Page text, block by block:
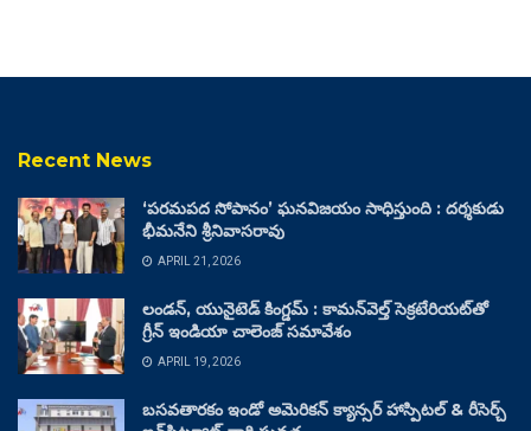
Recent News
‘పరమపద సోపానం’ ఘనవిజయం సాధిస్తుంది : దర్శకుడు
భీమనేని శ్రీనివాసరావు
APRIL 21, 2026
లండన్, యునైటెడ్ కింగ్డమ్ : కామన్‌వెల్త్ సెక్రటేరియట్‌తో
గ్రీన్ ఇండియా చాలెంజ్ సమావేశం
APRIL 19, 2026
బసవతారకం ఇండో అమెరికన్ క్యాన్సర్ హాస్పిటల్ & రీసెర్చ్